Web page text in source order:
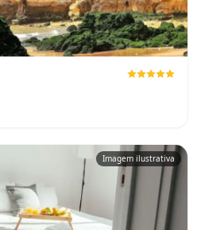
Imagem ilustrativa